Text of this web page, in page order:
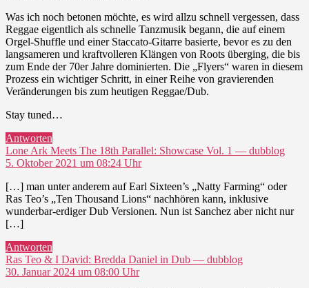
Was ich noch betonen möchte, es wird allzu schnell vergessen, dass
Reggae eigentlich als schnelle Tanzmusik begann, die auf einem
Orgel-Shuffle und einer Staccato-Gitarre basierte, bevor es zu den
langsameren und kraftvolleren Klängen von Roots überging, die bis
zum Ende der 70er Jahre dominierten. Die „Flyers“ waren in diesem
Prozess ein wichtiger Schritt, in einer Reihe von gravierenden
Veränderungen bis zum heutigen Reggae/Dub.
Stay tuned…
Antworten
Lone Ark Meets The 18th Parallel: Showcase Vol. 1 — dubblogsagt:
5. Oktober 2021 um 08:24 Uhr
[…] man unter anderem auf Earl Sixteen’s „Natty Farming“ oder
Ras Teo’s „Ten Thousand Lions“ nachhören kann, inklusive
wunderbar-erdiger Dub Versionen. Nun ist Sanchez aber nicht nur
[…]
Antworten
Ras Teo & I David: Bredda Daniel in Dub — dubblogsagt:
30. Januar 2024 um 08:00 Uhr